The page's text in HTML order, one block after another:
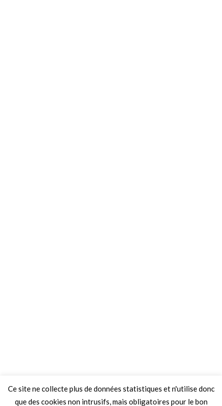
Ce site ne collecte plus de données statistiques et n'utilise donc
que des cookies non intrusifs, mais obligatoires pour le bon